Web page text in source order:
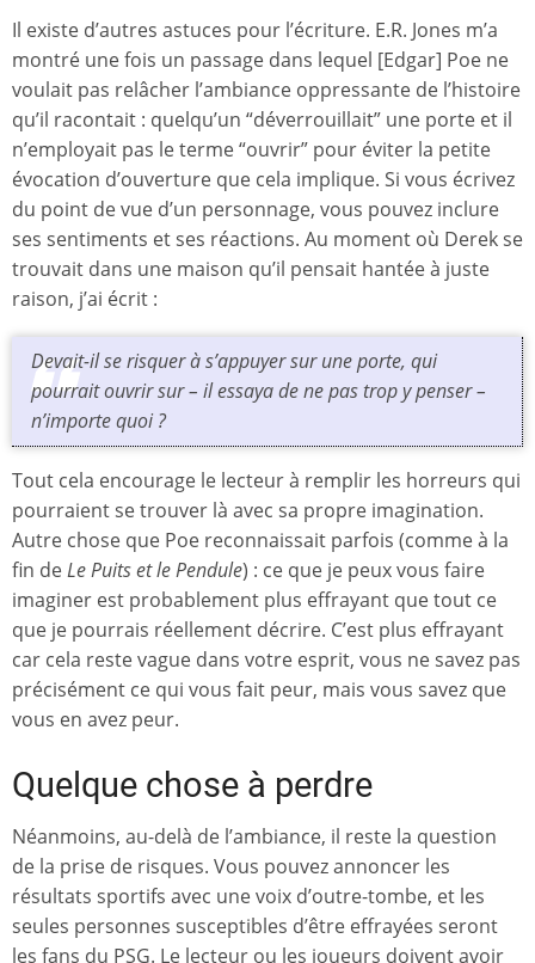
Il existe d’autres astuces pour l’écriture. E.R. Jones m’a
montré une fois un passage dans lequel [Edgar] Poe ne
voulait pas relâcher l’ambiance oppressante de l’histoire
qu’il racontait : quelqu’un “déverrouillait” une porte et il
n’employait pas le terme “ouvrir” pour éviter la petite
évocation d’ouverture que cela implique. Si vous écrivez
du point de vue d’un personnage, vous pouvez inclure
ses sentiments et ses réactions. Au moment où Derek se
trouvait dans une maison qu’il pensait hantée à juste
raison, j’ai écrit :
Devait-il se risquer à s’appuyer sur une porte, qui
pourrait ouvrir sur – il essaya de ne pas trop y penser –
n’importe quoi ?
Tout cela encourage le lecteur à remplir les horreurs qui
pourraient se trouver là avec sa propre imagination.
Autre chose que Poe reconnaissait parfois (comme à la
fin deLe Puits et le Pendule) : ce que je peux vous faire
imaginer est probablement plus effrayant que tout ce
que je pourrais réellement décrire. C’est plus effrayant
car cela reste vague dans votre esprit, vous ne savez pas
précisément ce qui vous fait peur, mais vous savez que
vous en avez peur.
Quelque chose à perdre
Néanmoins, au-delà de l’ambiance, il reste la question
de la prise de risques. Vous pouvez annoncer les
résultats sportifs avec une voix d’outre-tombe, et les
seules personnes susceptibles d’être effrayées seront
les fans du PSG. Le lecteur ou les joueurs doivent avoir